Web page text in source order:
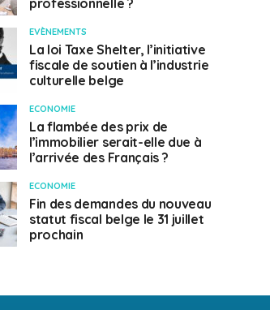
professionnelle ?
EVÈNEMENTS
La loi Taxe Shelter, l’initiative
fiscale de soutien à l’industrie
culturelle belge
ECONOMIE
La flambée des prix de
l’immobilier serait-elle due à
l’arrivée des Français ?
ECONOMIE
Fin des demandes du nouveau
statut fiscal belge le 31 juillet
prochain